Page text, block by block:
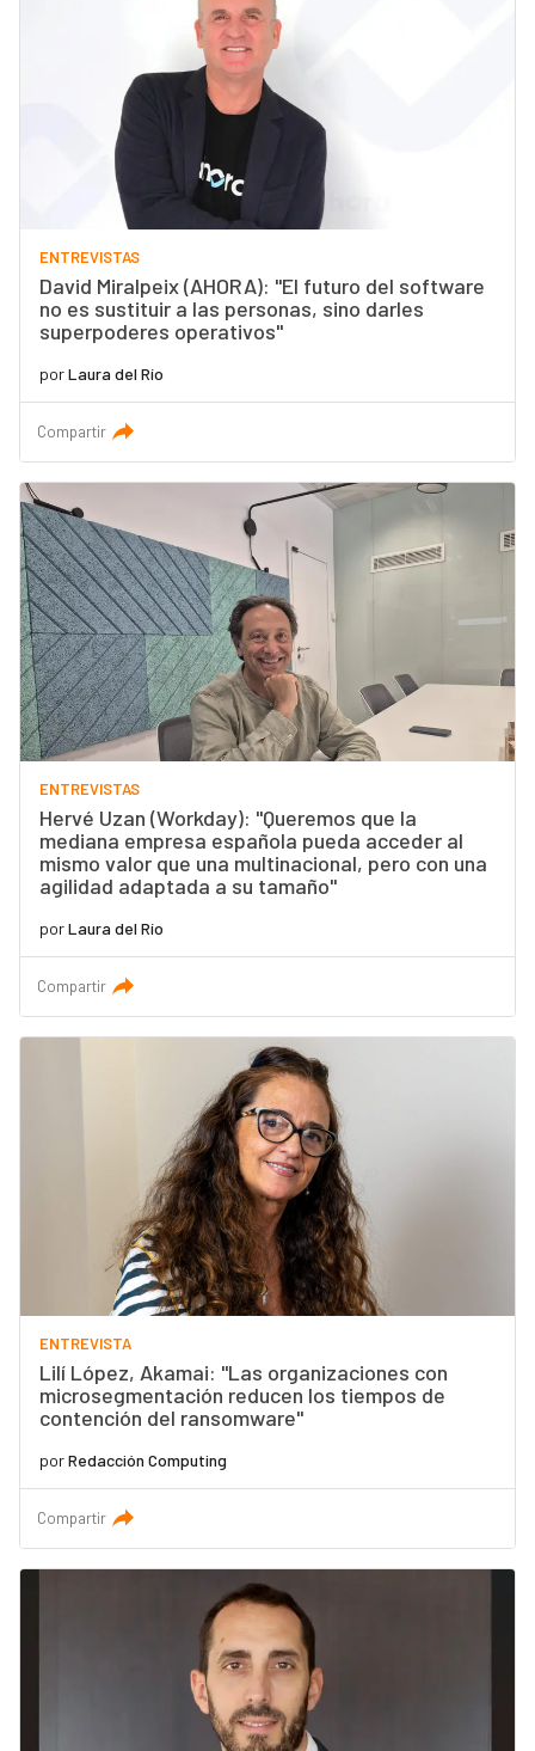
ENTREVISTAS
David Miralpeix (AHORA): "El futuro del software
no es sustituir a las personas, sino darles
superpoderes operativos"
porLaura del Río
Compartir
ENTREVISTAS
Hervé Uzan (Workday): "Queremos que la
mediana empresa española pueda acceder al
mismo valor que una multinacional, pero con una
agilidad adaptada a su tamaño"
porLaura del Río
Compartir
ENTREVISTA
Lilí López, Akamai: "Las organizaciones con
microsegmentación reducen los tiempos de
contención del ransomware"
porRedacción Computing
Compartir